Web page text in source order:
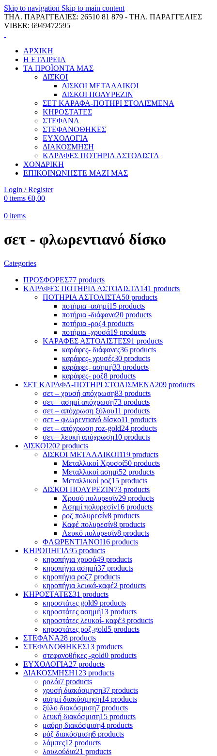
Skip to navigation Skip to main content
ΤΗΛ. ΠΑΡΑΓΓΕΛΙΕΣ: 26510 81 879 - ΤΗΛ. ΠΑΡΑΓΓΕΛΙΕΣ
VIBER: 6949472595
ΑΡΧΙΚΗ
Η ΕΤΑΙΡΕΙΑ
ΤΑ ΠΡΟΪΟΝΤΑ ΜΑΣ
ΔΙΣΚΟΙ
ΔΙΣΚΟΙ ΜΕΤΑΛΛΙΚΟΙ
ΔΙΣΚΟΙ ΠΟΛΥΡΕΖΙΝ
ΣΕΤ ΚΑΡΑΦΑ-ΠΟΤΗΡΙ ΣΤΟΛΙΣΜΕΝΑ
ΚΗΡΟΣΤΑΤΕΣ
ΣΤΕΦΑΝΑ
ΣΤΕΦΑΝΟΘΗΚΕΣ
ΕΥΧΟΛΟΓΙΑ
ΔΙΑΚΟΣΜΗΣΗ
ΚΑΡΑΦΕΣ ΠΟΤΗΡΙΑ ΑΣΤΟΛΙΣΤΑ
ΧΟΝΔΡΙΚΗ
ΕΠΙΚΟΙΝΩΝΗΣΤΕ ΜΑΖΙ ΜΑΣ
Login / Register
0 items €0,00
0 items
σετ - φλωρεντιανό δίσκο
Categories
ΠΡΟΣΦΟΡΕΣ77 products
ΚΑΡΑΦΕΣ ΠΟΤΗΡΙΑ ΑΣΤΟΛΙΣΤΑ141 products
ΠΟΤΗΡΙΑ ΑΣΤΟΛΙΣΤΑ50 products
ποτήρια -ασημί15 products
ποτήρια -διάφανα20 products
ποτήρια -ροζ4 products
ποτήρια -χρυσά19 products
ΚΑΡΑΦΕΣ ΑΣΤΟΛΙΣΤΕΣ91 products
καράφες- διάφανες36 products
καράφες- χρυσές30 products
καράφες- ασημή33 products
καράφες- ροζ8 products
ΣΕΤ ΚΑΡΑΦΑ-ΠΟΤΗΡΙ ΣΤΟΛΙΣΜΕΝΑ209 products
σετ – χρυσή απόχρωση83 products
σετ – ασημί απόχρωση73 products
σετ – απόχρωση ξύλου11 products
σετ – φλωρεντιανό δίσκο11 products
σετ – απόχρωση roz-gold24 products
σετ – λευκή απόχρωση10 products
ΔΙΣΚΟΙ202 products
ΔΙΣΚΟΙ ΜΕΤΑΛΛΙΚΟΙ119 products
Μεταλλικοί Χρυσοί50 products
Μεταλλικοί ασημί52 products
Mεταλλικοί ροζ15 products
ΔΙΣΚΟΙ ΠΟΛΥΡΕΖΙΝ73 products
Χρυσό πολυρεσίν29 products
Ασημί πολυρεσίν16 products
ροζ πολυρεσίν8 products
Καφέ πολυρεσίν8 products
Λευκό πολυρεσίν8 products
ΦΛΩΡΕΝΤΙΑΝΟΙ16 products
ΚΗΡΟΠΗΓΙΑ95 products
κηροπήγια χρυσά49 products
κηροπήγια ασημή37 products
κηροπήγια ροζ7 products
κηροπήγια λευκά-καφέ2 products
ΚΗΡΟΣΤΑΤΕΣ31 products
κηροστάτες gold9 products
κηροστάτες ασημή13 products
κηροστάτες λευκοί- καφέ3 products
κηροστάτες ροζ-gold5 products
ΣΤΕΦΑΝΑ28 products
ΣΤΕΦΑΝΟΘΗΚΕΣ13 products
στεφανοθήκες -gold0 products
ΕΥΧΟΛΟΓΙΑ27 products
ΔΙΑΚΟΣΜΗΣΗ123 products
ρολόι7 products
χρυσή διακόσμηση37 products
ασημί διακόσμηση14 products
ξύλο διακόσμιση7 products
λευκή διακόσμιση15 products
μαύρη διακόσμιση4 products
ρόζ διακόσμιση6 products
λάμπες12 products
λουλούδια21 products